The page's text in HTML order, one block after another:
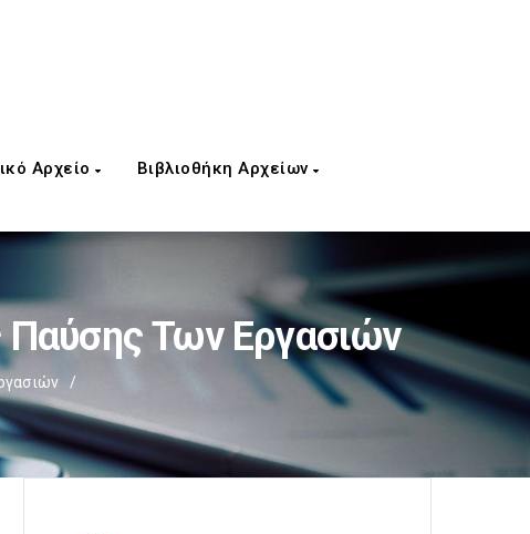
Αρχείο Βιβλιοθήκη Αρχείων
Των Εργασιών
/